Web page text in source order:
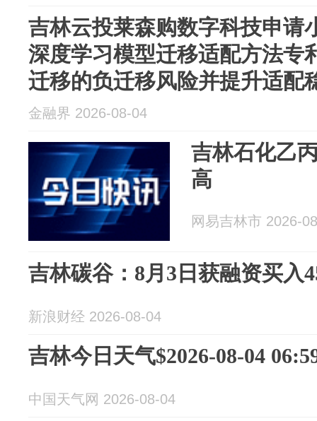
吉林云投莱森购数字科技申请
深度学习模型迁移适配方法专
迁移的负迁移风险并提升适配
金融界 2026-08-04
吉林石化乙
高
网易吉林市 2026-
吉林碳谷：8月3日获融资买入
新浪财经 2026-08-04
吉林今日天气$2026-08-04
中国天气网 2026-08-04